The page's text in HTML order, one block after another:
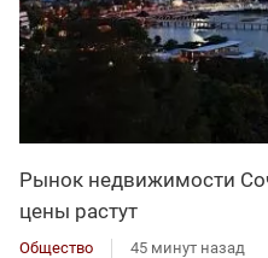
Рынок недвижимости
цены растут
Общество 45 минут назад